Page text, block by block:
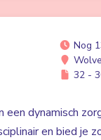
Nog
32 -
een dynamisch
en bied je